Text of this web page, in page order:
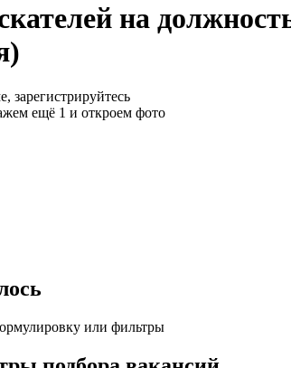
на
зарегистрируйтесь
ещё 1 и откроем фото
или фильтры